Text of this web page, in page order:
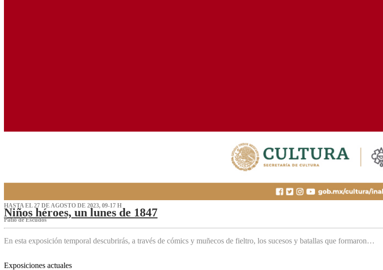
HASTA EL 27 DE AGOSTO DE 2023, 09-17 H
Niños héroes, un lunes de 1847
Patio de Escudos
En esta exposición temporal descubrirás, a través de cómics y muñecos de fieltro, los sucesos y batallas que formaron…
Exposiciones actuales